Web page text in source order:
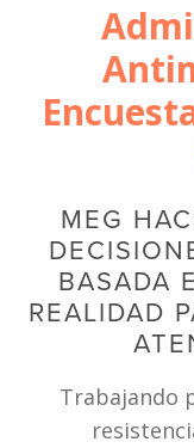
MEG
BASADA
REALIDAD
Trabajando